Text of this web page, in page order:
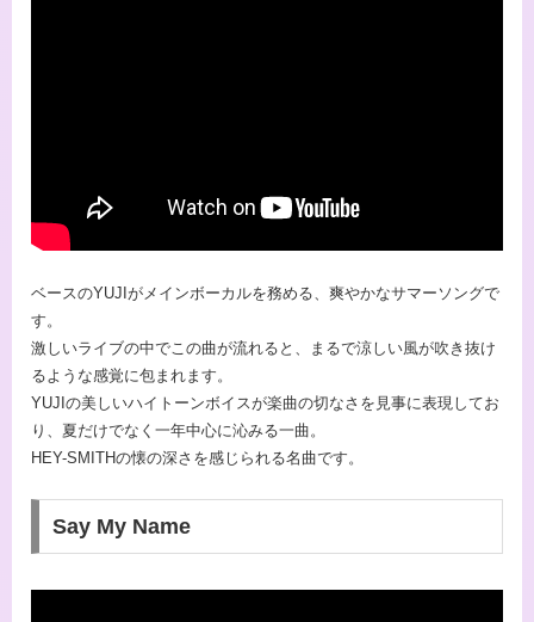
ベースのYUJIがメインボーカルを務める、爽やかなサマーソングで
す。
激しいライブの中でこの曲が流れると、まるで涼しい風が吹き抜け
るような感覚に包まれます。
YUJIの美しいハイトーンボイスが楽曲の切なさを見事に表現してお
り、夏だけでなく一年中心に沁みる一曲。
HEY-SMITHの懐の深さを感じられる名曲です。
Say My Name